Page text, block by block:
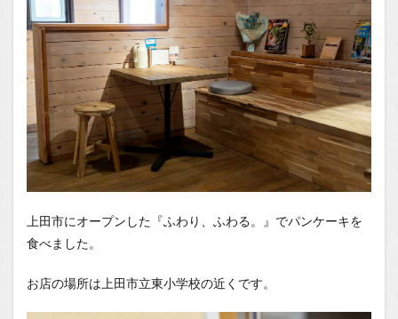
You
Tube
1.2.1
はいし
ゃの食
べ歩き
You
Tubeチ
ャンネ
ル
上田市にオープンした『ふわり、ふわる。』でパンケーキを
食べました。
お店の場所は上田市立東小学校の近くです。